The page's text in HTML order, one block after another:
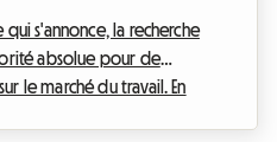
s'annonce, la recherche
absolue pour de
le marché du travail. En